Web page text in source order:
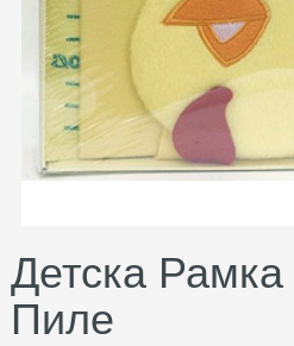
Детска
Пиле